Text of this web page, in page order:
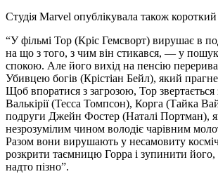
Студія Marvel опублікувала також
“У фільмі Тор (Кріс Гемсворт) вирушає в
на що з того, з чим він стикався, — у
спокою. Але його вихід на пенсію
Убивцею богів (Крістіан Бейл), який
Щоб впоратися з загрозою, Тор
Валькірії (Тесса Томпсон), Корга (Тайка
подруги Джейн Фостер (Наталі Портман),
незрозумілим чином володіє чарівним
Разом вони вирушають у несамовиту
розкрити таємницю Горра і зупинити його,
надто пізно”.